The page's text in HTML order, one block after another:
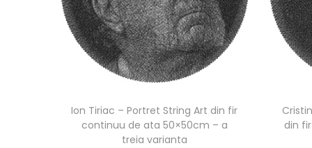
Ion Tiriac – Portret String Art din fir
continuu de ata 50×50cm – a
treia varianta
din